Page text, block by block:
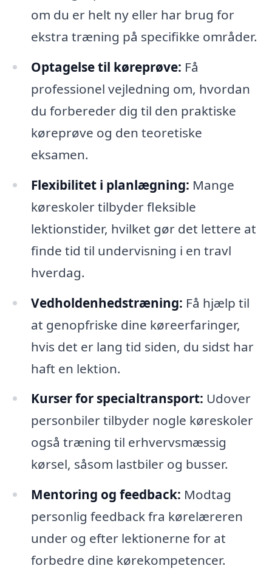
om du er helt ny eller har brug for
ekstra træning på specifikke områder.
Optagelse til køreprøve: Få
professionel vejledning om, hvordan
du forbereder dig til den praktiske
køreprøve og den teoretiske
eksamen.
Flexibilitet i planlægning: Mange
køreskoler tilbyder fleksible
lektionstider, hvilket gør det lettere at
finde tid til undervisning i en travl
hverdag.
Vedholdenhedstræning: Få hjælp til
at genopfriske dine køreerfaringer,
hvis det er lang tid siden, du sidst har
haft en lektion.
Kurser for specialtransport: Udover
personbiler tilbyder nogle køreskoler
også træning til erhvervsmæssig
kørsel, såsom lastbiler og busser.
Mentoring og feedback: Modtag
personlig feedback fra kørelæreren
under og efter lektionerne for at
forbedre dine kørekompetencer.